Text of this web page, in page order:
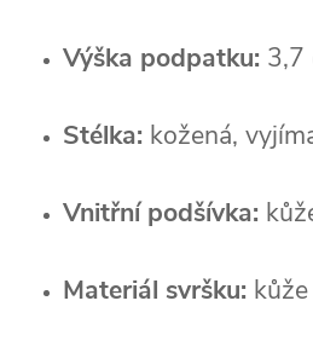
Výška podpatku: 3,7
Stélka: kožená,
Vnitřní podšívka:
Materiál svršku: kůže